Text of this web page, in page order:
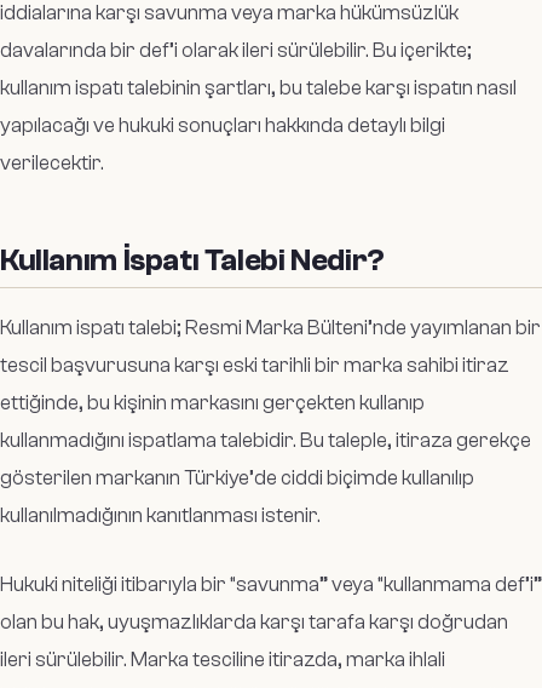
iddialarına karşı savunma veya marka hükümsüzlük
davalarında bir def’i olarak ileri sürülebilir. Bu içerikte;
kullanım ispatı talebinin şartları, bu talebe karşı ispatın nasıl
yapılacağı ve hukuki sonuçları hakkında detaylı bilgi
verilecektir.
Kullanım İspatı Talebi Nedir?
Kullanım ispatı talebi; Resmi Marka Bülteni’nde yayımlanan bir
tescil başvurusuna karşı eski tarihli bir marka sahibi itiraz
ettiğinde, bu kişinin markasını gerçekten kullanıp
kullanmadığını ispatlama talebidir. Bu taleple, itiraza gerekçe
gösterilen markanın Türkiye’de ciddi biçimde kullanılıp
kullanılmadığının kanıtlanması istenir.
Hukuki niteliği itibarıyla bir “savunma” veya “kullanmama def’i”
olan bu hak, uyuşmazlıklarda karşı tarafa karşı doğrudan
ileri sürülebilir. Marka tesciline itirazda, marka ihlali